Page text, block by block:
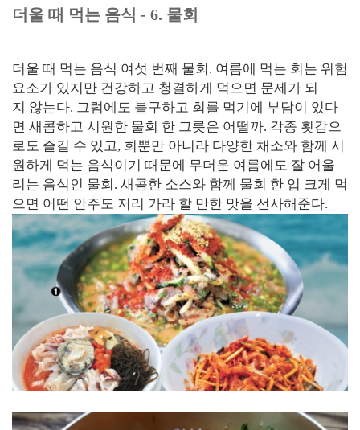
더울 때 먹는 음식 - 6. 물회
더울 때 먹는 음식 여섯 번째 물회. 여름에 먹는 회는 위험
요소가 있지만 건강하고 청결하게 먹으면 문제가 되
지 않는다. 그럼에도 불구하고 회를 먹기에 부담이 있다
면 새콤하고 시원한 물회 한 그릇은 어떨까. 각종 횟감으
로도 즐길 수 있고, 회뿐만 아니라 다양한 채소와 함께 시
원하게 먹는 음식이기 때문에 무더운 여름에도 잘 어울
리는 음식인 물회. 새콤한 소스와 함께 물회 한 입 크게 먹
으면 어떤 안주도 저리 가라 할 만한 맛을 선사해준다.